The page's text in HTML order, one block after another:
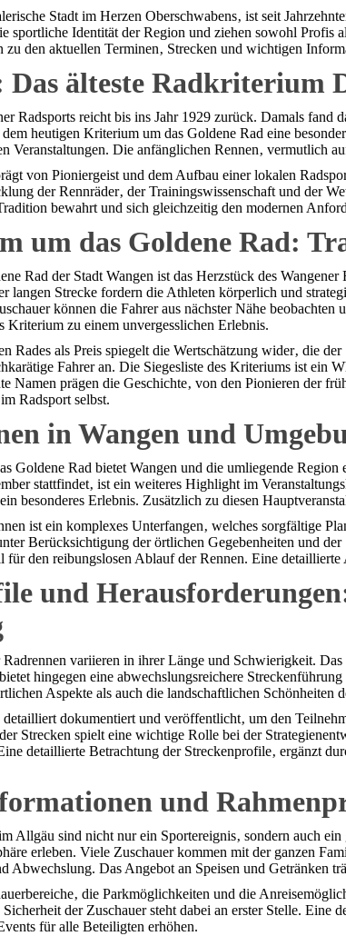
Stadt im Herzen Oberschwabens‚ ist seit
sportliche Identität der Region und ziehen sowohl
zu den aktuellen Terminen‚ Strecken und wichtigen
Das älteste Radkriterium
Radsports reicht bis ins Jahr 1929 zurück. Damals
heutigen Kriterium um das Goldene Rad eine
Veranstaltungen. Die anfänglichen Rennen‚ vermutlich
von Pioniergeist und dem Aufbau einer lokalen
der Rennräder‚ der Trainingswissenschaft und der
bewahrt und sich gleichzeitig den modernen
um das Goldene Rad:
Rad der Stadt Wangen ist das Herzstück des
langen Strecke fordern die Athleten körperlich und
können die Fahrer aus nächster Nähe
Kriterium zu einem unvergesslichen Erlebnis.
Rades als Preis spiegelt die Wertschätzung wider‚ die
Fahrer an. Die Siegesliste des Kriteriums ist ein
Namen prägen die Geschichte‚ von den Pionieren der
Radsport selbst.
in Wangen und
Goldene Rad bietet Wangen und die umliegende
stattfindet‚ ist ein weiteres Highlight im
besonderes Erlebnis. Zusätzlich zu diesen
ist ein komplexes Unterfangen‚ welches sorgfältige
Berücksichtigung der örtlichen Gegebenheiten und
für den reibungslosen Ablauf der Rennen. Eine
und
variieren in ihrer Länge und Schwierigkeit.
hingegen eine abwechslungsreichere
Aspekte als auch die landschaftlichen Schönheiten
dokumentiert und veröffentlicht‚ um den
Strecken spielt eine wichtige Rolle bei der
detaillierte Betrachtung der Streckenprofile‚ ergänzt
und
Allgäu sind nicht nur ein Sportereignis‚ sondern auch
erleben. Viele Zuschauer kommen mit der ganzen
Abwechslung. Das Angebot an Speisen und Getränken
die Parkmöglichkeiten und die
der Zuschauer steht dabei an erster Stelle.
für alle Beteiligten erhöhen.